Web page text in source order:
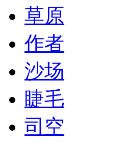
草原
作者
沙场
睫毛
司空